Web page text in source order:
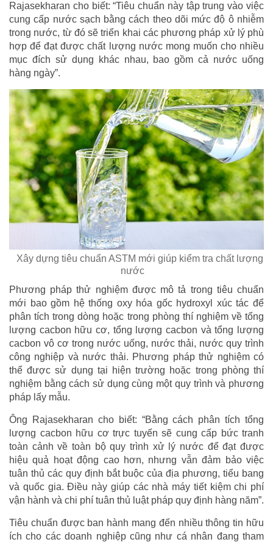
Rajasekharan cho biết: “Tiêu chuẩn này tập trung vào việc
cung cấp nước sạch bằng cách theo dõi mức độ ô nhiễm
trong nước, từ đó sẽ triển khai các phương pháp xử lý phù
hợp để đạt được chất lượng nước mong muốn cho nhiều
mục đích sử dụng khác nhau, bao gồm cả nước uống
hàng ngày”.
Xây dựng tiêu chuẩn ASTM mới giúp kiểm tra chất lượng
nước
Phương pháp thử nghiệm được mô tả trong tiêu chuẩn
mới bao gồm hệ thống oxy hóa gốc hydroxyl xúc tác để
phân tích trong dòng hoặc trong phòng thí nghiệm về tổng
lượng cacbon hữu cơ, tổng lượng cacbon và tổng lượng
cacbon vô cơ trong nước uống, nước thải, nước quy trình
công nghiệp và nước thải. Phương pháp thử nghiệm có
thể được sử dụng tại hiện trường hoặc trong phòng thí
nghiệm bằng cách sử dụng cùng một quy trình và phương
pháp lấy mẫu.
Ông Rajasekharan cho biết: “Bằng cách phân tích tổng
lượng cacbon hữu cơ trực tuyến sẽ cung cấp bức tranh
toàn cảnh về toàn bộ quy trình xử lý nước để đạt được
hiệu quả hoạt động cao hơn, nhưng vẫn đảm bảo việc
tuân thủ các quy định bắt buộc của địa phương, tiểu bang
và quốc gia. Điều này giúp các nhà máy tiết kiệm chi phí
vận hành và chi phí tuân thủ luật pháp quy định hàng năm”.
Tiêu chuẩn được ban hành mang đến nhiều thông tin hữu
ích cho các doanh nghiệp cũng như cá nhân đang tham